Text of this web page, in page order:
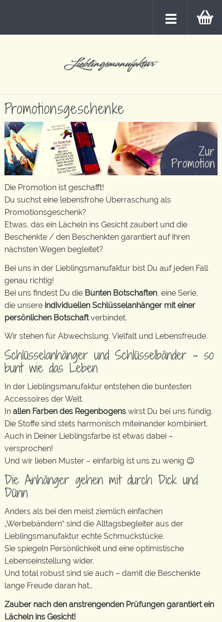
Promotionsgeschenke
Die Promotion ist geschafft!
Du suchst eine lebensfrohe Überraschung als
Promotionsgeschenk?
Etwas, das ein Lächeln ins Gesicht zaubert und die
Beschenkte / den Beschenkten garantiert auf ihren
nächsten Wegen begleitet?
Bei uns in der Lieblingsmanufaktur bist Du auf jeden Fall
genau richtig!
Bei uns findest Du die Bunten Botschaften , eine Serie,
die unsere individuellen Schlüsselanhänger mit einer
persönlichen Botschaftverbindet.
Wir stehen für Abwechslung, Vielfalt und Lebensfreude.
Schlüsselanhänger und Schlüsselbänder – so
bunt wie das Leben
In der Lieblingsmanufaktur entstehen die buntesten
Accessoires der Welt.
In allen Farben des Regenbogens wirst Du bei uns fündig.
Die Stoffe sind stets harmonisch miteinander kombiniert.
Auch in Deiner Lieblingsfarbe ist etwas dabei –
versprochen!
Und wir lieben Muster – einfarbig ist uns zu wenig 😉
Die Anhänger gehen mit durch Dick und
Dünn
Anders als bei den meist ziemlich einfachen
„Werbebändern“ sind die Alltagsbegleiter aus der
Lieblingsmanufaktur echte Schmuckstücke.
Sie spiegeln Persönlichkeit und eine optimistische
Lebenseinstellung wider.
Und total robust sind sie auch – damit die Beschenkte
lange Freude daran hat…
Zauber nach den anstrengenden Prüfungen garantiert ein
Lächeln ins Gesicht!